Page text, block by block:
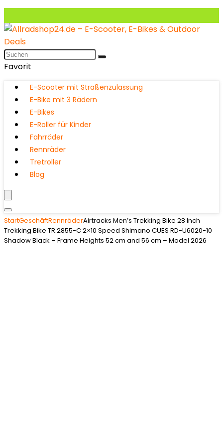
Favorit
E-Scooter mit Straßenzulassung
E-Bike mit 3 Rädern
E-Bikes
E-Roller für Kinder
Fahrräder
Rennräder
Tretroller
Blog
StartGeschäftRennräderAirtracks Men’s Trekking Bike 28 Inch
Trekking Bike TR.2855-C 2×10 Speed Shimano CUES RD-U6020-10
Shadow Black – Frame Heights 52 cm and 56 cm – Model 2026